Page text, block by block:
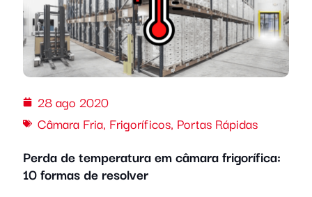
28 ago 2020
Câmara Fria, Frigoríficos, Portas Rápidas
Perda de temperatura em câmara frigorífica:
10 formas de resolver